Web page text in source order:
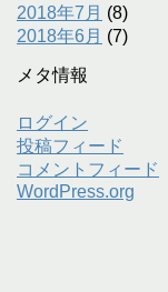
2018年7月 (8)
2018年6月 (7)
メタ情報
ログイン
投稿フィード
コメントフィード
WordPress.org